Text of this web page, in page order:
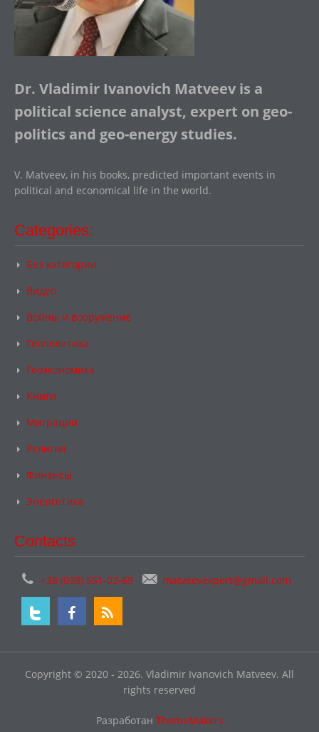
Dr. Vladimir Ivanovich Matveev is a
political science analyst, expert on geo-
politics and geo-energy studies.
V. Matveev, in his books, predicted important events in
political and economical life in the world.
Categories:
Без категории
Видео
Войны и вооружение
Геополитика
Геоэкономика
Книги
Миграции
Религия
Финансы
Энергетика
Contacts
+38 (098) 551-02-69 matveevexpert@gmail.com
Copyright © 2020 - 2026. Vladimir Ivanovich Matveev. All
rights reserved
Разработан ThemeMakers